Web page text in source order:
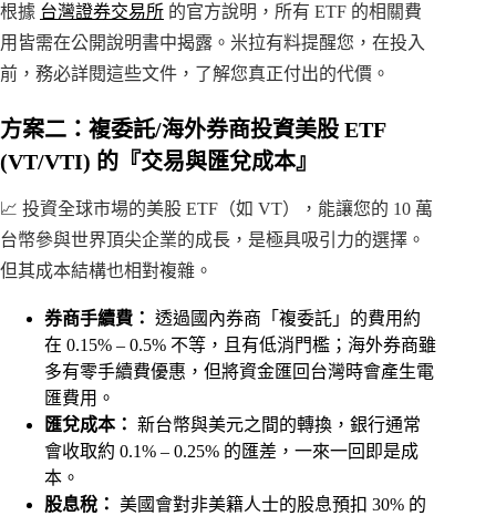
根據 台灣證券交易所 的官方說明，所有 ETF 的相關費
用皆需在公開說明書中揭露。米拉有料提醒您，在投入
前，務必詳閱這些文件，了解您真正付出的代價。
方案二：複委託/海外券商投資美股 ETF
(VT/VTI) 的『交易與匯兌成本』
📈 投資全球市場的美股 ETF（如 VT），能讓您的 10 萬
台幣參與世界頂尖企業的成長，是極具吸引力的選擇。
但其成本結構也相對複雜。
券商手續費： 透過國內券商「複委託」的費用約
在 0.15% – 0.5% 不等，且有低消門檻；海外券商雖
多有零手續費優惠，但將資金匯回台灣時會產生電
匯費用。
匯兌成本： 新台幣與美元之間的轉換，銀行通常
會收取約 0.1% – 0.25% 的匯差，一來一回即是成
本。
股息稅： 美國會對非美籍人士的股息預扣 30% 的